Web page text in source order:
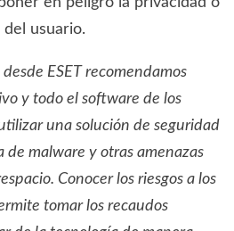
usuario.
ESET recomendamos
y todo el software de los
una solución de seguridad
malware y otras amenazas
Conocer los riesgos a los
tomar los recaudos